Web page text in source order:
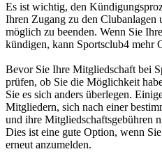
Es ist wichtig, den
Ihren Zugang zu den Clubanlagen
möglich zu beenden. Wenn Sie
kündigen, kann Sportsclub4 mehr
Bevor Sie Ihre Mitgliedschaft bei
prüfen, ob Sie die Möglichkeit
Sie es sich anders überlegen.
Mitgliedern, sich nach einer
und ihre Mitgliedschaftsgebühren
Dies ist eine gute Option, wenn
erneut anzumelden.